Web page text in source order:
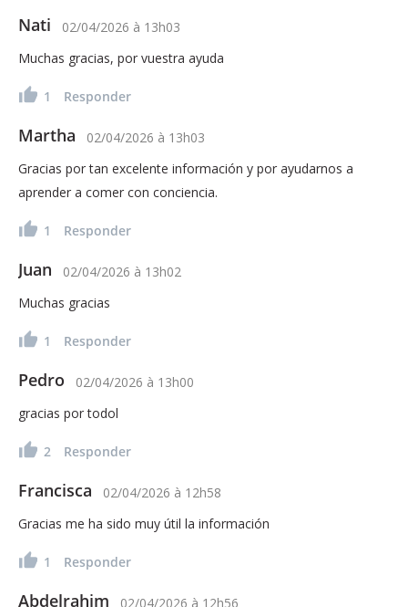
Nati 02/04/2026 à 13h03
Muchas gracias, por vuestra ayuda
1 Responder
Martha 02/04/2026 à 13h03
Gracias por tan excelente información y por ayudarnos a
aprender a comer con conciencia.
1 Responder
Juan 02/04/2026 à 13h02
Muchas gracias
1 Responder
Pedro 02/04/2026 à 13h00
gracias por todol
2 Responder
Francisca 02/04/2026 à 12h58
Gracias me ha sido muy útil la información
1 Responder
Abdelrahim 02/04/2026 à 12h56